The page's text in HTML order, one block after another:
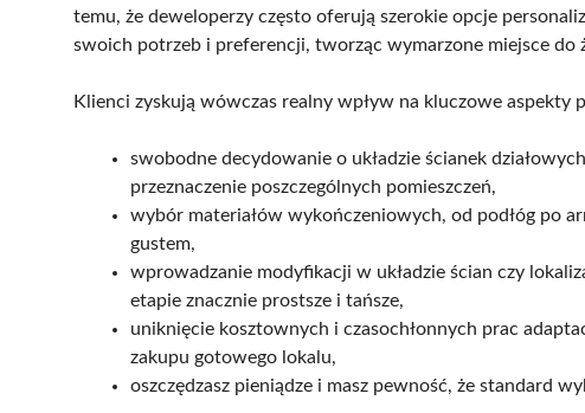
temu, że deweloperzy często oferują szerokie opcje
swoich potrzeb i preferencji, tworząc wymarzone miejsce do
Klienci zyskują wówczas realny wpływ na kluczowe aspekty
swobodne decydowanie o układzie ścianek
przeznaczenie poszczególnych pomieszczeń,
wybór materiałów wykończeniowych, od podłóg po
gustem,
wprowadzanie modyfikacji w układzie ścian czy
etapie znacznie prostsze i tańsze,
uniknięcie kosztownych i czasochłonnych prac
zakupu gotowego lokalu,
oszczędzasz pieniądze i masz pewność, że standard